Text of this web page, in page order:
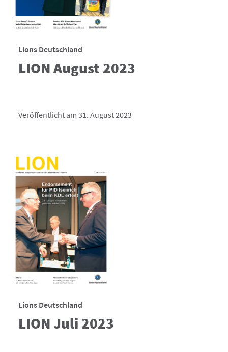
Lions Deutschland
LION August 2023
Veröffentlicht am 31. August 2023
Lions Deutschland
LION Juli 2023